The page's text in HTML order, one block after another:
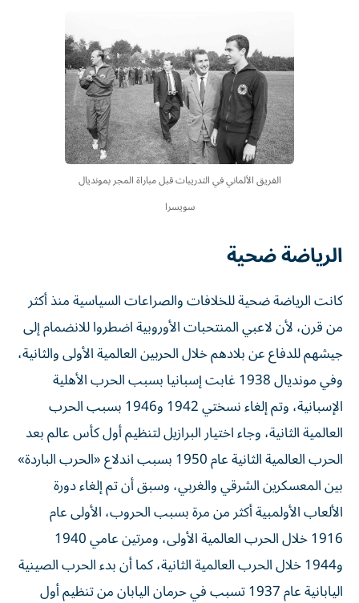
الفريق الألماني في التدريبات قبل مباراة المجر بمونديال
سويسرا
الرياضة ضحية
كانت الرياضة ضحية للخلافات والصراعات السياسية منذ أكثر
من قرن، لأن لاعبي المنتحبات الأوروبية اضطروا للانضمام إلى
جيشهم للدفاع عن بلادهم خلال الحربين العالمية الأولى والثانية،
وفي مونديال 1938 غابت إسبانيا بسبب الحرب الأهلية
الإسبانية، وتم إلغاء نسختي 1942 و1946 بسبب الحرب
العالمية الثانية، وجاء اختيار البرازيل لتنظيم أول كأس عالم بعد
الحرب العالمية الثانية عام 1950 بسبب اندلاع «الحرب الباردة»
بين المعسكرين الشرقي والغربي، وسبق أن تم إلغاء دورة
الألعاب الأولمبية أكثر من مرة بسبب الحروب، الأولى عام
1916 خلال الحرب العالمية الأولى، ومرتين عامي 1940
و1944 خلال الحرب العالمية الثانية، كما أن بدء الحرب الصينية
اليابانية عام 1937 تسبب في حرمان اليابان من تنظيم أول